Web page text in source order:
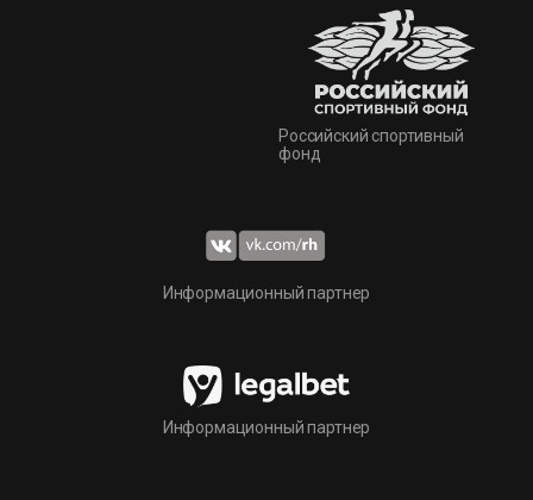
Российский спортивный
фонд
Информационный партнер
Информационный партнер